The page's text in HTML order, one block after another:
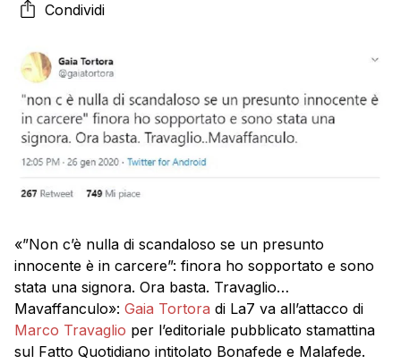
Condividi
«”Non c’è nulla di scandaloso se un presunto
innocente è in carcere”: finora ho sopportato e sono
stata una signora. Ora basta. Travaglio…
Mavaffanculo»: Gaia Tortora di La7 va all’attacco di
Marco Travaglio per l’editoriale pubblicato stamattina
sul Fatto Quotidiano intitolato Bonafede e Malafede.